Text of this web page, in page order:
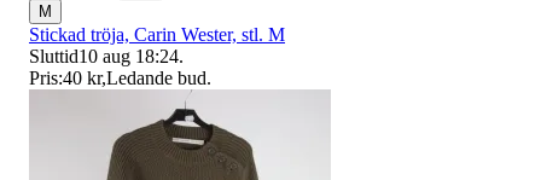
M
Stickad tröja, Carin Wester, stl. M
Sluttid10 aug 18:24.
Pris:40 kr,Ledande bud.